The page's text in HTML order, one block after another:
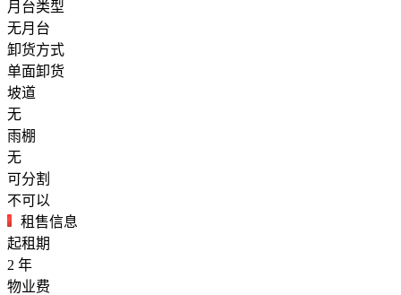
月台类型
无月台
卸货方式
单面卸货
坡道
无
雨棚
无
可分割
不可以
租售信息
起租期
2 年
物业费